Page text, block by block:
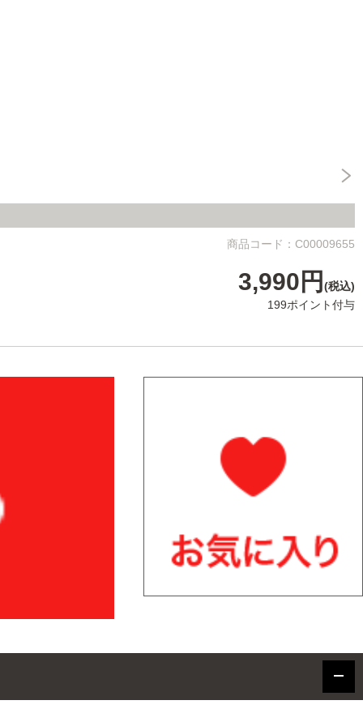
商品コード：C00009655
3,990円 (税込)
199ポイント付与